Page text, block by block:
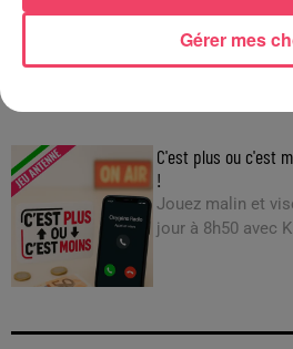
LE...
C'est plus ou c'est
!
Jouez malin et
jour à 8h50 avec
Gérer mes